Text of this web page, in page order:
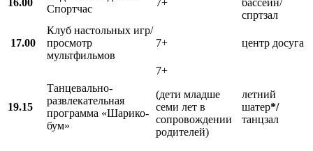
Спортчас
спртзал
17.00
Клуб настольных игр/
просмотр
мультфильмов
7+ центр досуга
19.15
Танцевально-
развлекательная
программа «Шарико-
бум»
7+
(дети младше
семи лет в
сопровождении
родителей)
летний
шатер*/
танцзал